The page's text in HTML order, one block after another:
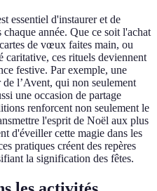
essentiel d'instaurer et de
année. Que ce soit l'achat
de vœux faites main, ou
caritative, ces rituels deviennent
festive. Par exemple, une
l’Avent, qui non seulement
une occasion de partage
renforcent non seulement le
l'esprit de Noël aux plus
d'éveiller cette magie dans les
pratiques créent des repères
la signification des fêtes.